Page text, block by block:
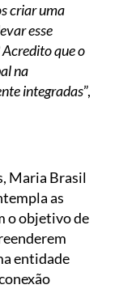
criar uma
esse
que o
na
integradas”,
Maria Brasil
as
o objetivo de
entidade